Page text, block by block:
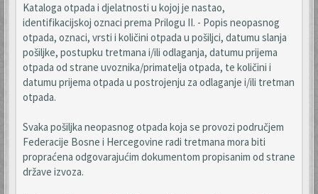
Kataloga otpada i djelatnosti u kojoj je nastao,
identifikacijskoj oznaci prema Prilogu II. - Popis neopasnog
otpada, oznaci, vrsti i količini otpada u pošiljci, datumu slanja
pošiljke, postupku tretmana i/ili odlaganja, datumu prijema
otpada od strane uvoznika/primatelja otpada, te količini i
datumu prijema otpada u postrojenju za odlaganje i/ili tretman
otpada.
Svaka pošiljka neopasnog otpada koja se provozi područjem
Federacije Bosne i Hercegovine radi tretmana mora biti
propraćena odgovarajućim dokumentom propisanim od strane
države izvoza.